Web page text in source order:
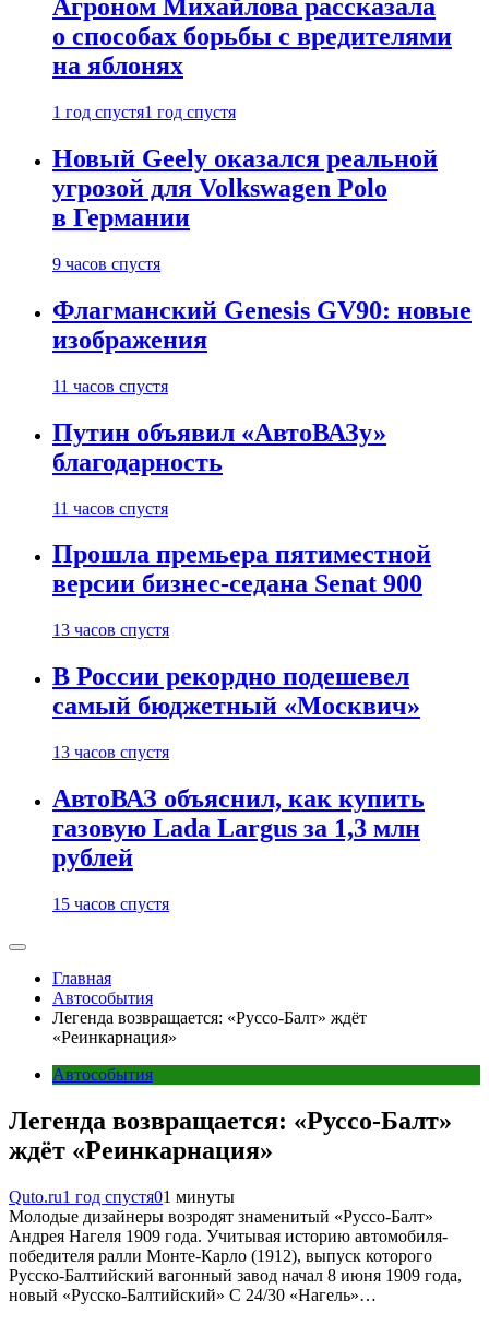
Агроном Михайлова рассказала
о способах борьбы с вредителями
на яблонях
1 год спустя1 год спустя
Новый Geely оказался реальной
угрозой для Volkswagen Polo
в Германии
9 часов спустя
Флагманский Genesis GV90: новые
изображения
11 часов спустя
Путин объявил «АвтоВАЗу»
благодарность
11 часов спустя
Прошла премьера пятиместной
версии бизнес-седана Senat 900
13 часов спустя
В России рекордно подешевел
самый бюджетный «Москвич»
13 часов спустя
АвтоВАЗ объяснил, как купить
газовую Lada Largus за 1,3 млн
рублей
15 часов спустя
Главная
Автособытия
Легенда возвращается: «Руссо-Балт» ждёт
«Реинкарнация»
Автособытия
Легенда возвращается: «Руссо-Балт»
ждёт «Реинкарнация»
Quto.ru1 год спустя01 минуты
Молодые дизайнеры возродят знаменитый «Руссо-Балт»
Андрея Нагеля 1909 года. Учитывая историю автомобиля-
победителя ралли Монте-Карло (1912), выпуск которого
Русско-Балтийский вагонный завод начал 8 июня 1909 года,
новый «Русско-Балтийский» С 24/30 «Нагель»…